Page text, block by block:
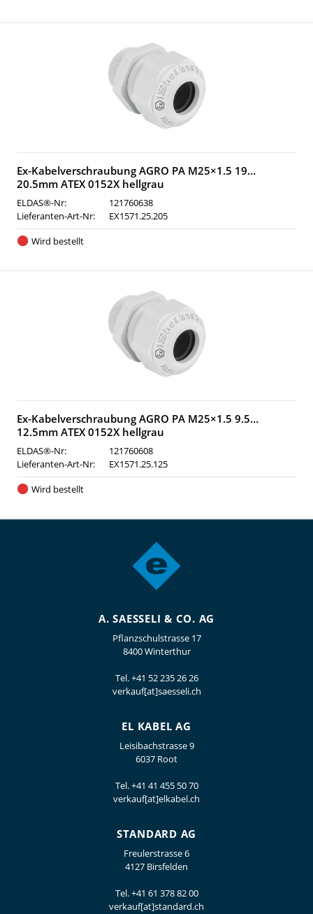
Ex-Kabelverschraubung AGRO PA M25×1.5 19…
20.5mm ATEX 0152X hellgrau
ELDAS®-Nr:
121760638
Lieferanten-Art-Nr:
EX1571.25.205
Wird bestellt
Ex-Kabelverschraubung AGRO PA M25×1.5 9.5…
12.5mm ATEX 0152X hellgrau
ELDAS®-Nr:
121760608
Lieferanten-Art-Nr:
EX1571.25.125
Wird bestellt
A. SAESSELI & CO. AG
Pflanzschulstrasse 17
8400 Winterthur
Tel.+41 52 235 26 26
verkauf[at]saesseli.ch
EL KABEL AG
Leisibachstrasse 9
6037 Root
Tel.+41 41 455 50 70
verkauf[at]elkabel.ch
STANDARD AG
Freulerstrasse 6
4127 Birsfelden
Tel.+41 61 378 82 00
verkauf[at]standard.ch